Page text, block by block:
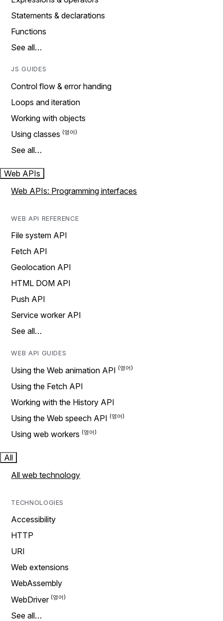
Statements & declarations
Functions
See all…
JS GUIDES
Control flow & error handing
Loops and iteration
Working with objects
Using classes
See all…
Web APIs
Web APIs: Programming interfaces
WEB API REFERENCE
File system API
Fetch API
Geolocation API
HTML DOM API
Push API
Service worker API
See all…
WEB API GUIDES
Using the Web animation API
Using the Fetch API
Working with the History API
Using the Web speech API
Using web workers
All
All web technology
TECHNOLOGIES
Accessibility
HTTP
URI
Web extensions
WebAssembly
WebDriver
See all…